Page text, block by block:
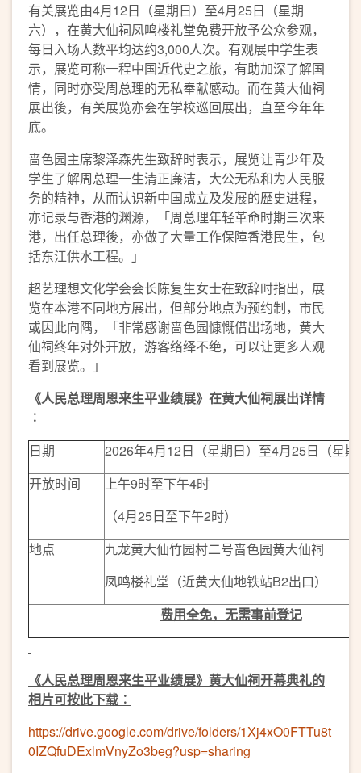
有关展览由4月12日（星期日）至4月25日（星期
六），在黄大仙祠凤鸣楼礼堂免费开放予公众参观，
每日入场人数平均达约3,000人次。有观展中学生表
示，展览可称一程中国近代史之旅，有助加深了解国
情，同时亦受周总理的无私奉献感动。而在黄大仙祠
展出後，有关展览亦会在学校巡回展出，直至今年年
底。
啬色园主席黎泽森先生致辞时表示，展览让青少年及
学生了解周总理一生清正廉洁，大公无私和为人民服
务的精神，从而认识新中国成立及发展的歴史进程，
亦记录与香港的渊源，「周总理年轻革命时期三次来
港，出任总理後，亦做了大量工作保障香港民生，包
括东江供水工程。」
超艺理想文化学会会长陈复生女士在致辞时指出，展
览在本港不同地方展出，但部分地点为预约制，市民
或因此向隅，「非常感谢啬色园慷慨借出场地，黄大
仙祠终年对外开放，游客络绎不绝，可以让更多人观
看到展览。」
《人民总理周恩来生平业绩展》在黄大仙祠展出详情
︰
日期
2026年4月12日（星期日）至4月25日（星
开放时间
上午9时至下午4时
（4月25日至下午2时）
地点
九龙黄大仙竹园村二号啬色园黄大仙祠
凤鸣楼礼堂（近黄大仙地铁站B2出口）
费用全免，无需事前登记
《人民总理周恩来生平业绩展》黄大仙祠开幕典礼的
相片可按此下载︰
https://drive.google.com/drive/folders/1Xj4xO0FTTu8t
0IZQfuDExlmVnyZo3beg?usp=sharing